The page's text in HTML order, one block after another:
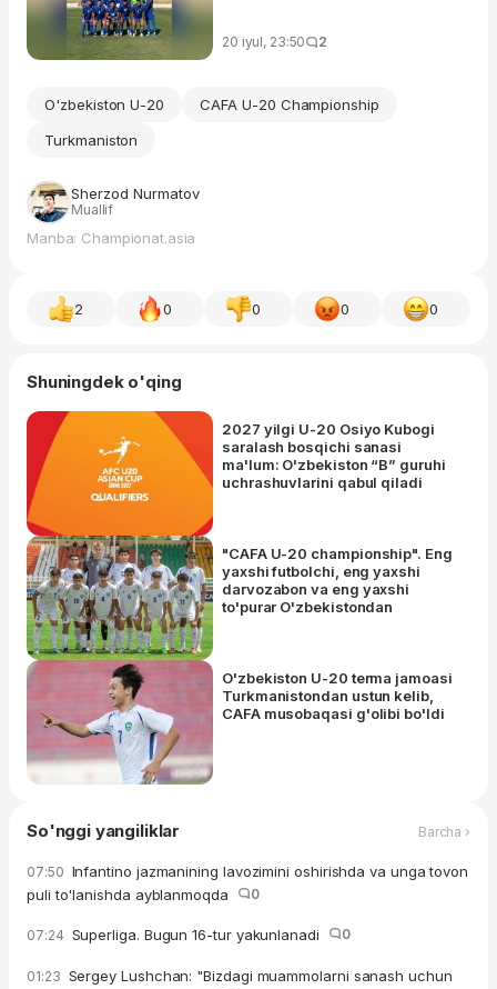
20 iyul, 23:50 2
O'zbekiston U-20
CAFA U-20 Championship
Turkmaniston
Sherzod Nurmatov
Muallif
Manba: Championat.asia
2 0 0 0 0
Shuningdek o'qing
2027 yilgi U-20 Osiyo Kubogi
saralash bosqichi sanasi
ma'lum: O'zbekiston “B” guruhi
uchrashuvlarini qabul qiladi
"CAFA U-20 championship". Eng
yaxshi futbolchi, eng yaxshi
darvozabon va eng yaxshi
to'purar O'zbekistondan
O'zbekiston U-20 terma jamoasi
Turkmanistondan ustun kelib,
CAFA musobaqasi g'olibi bo'ldi
So'nggi yangiliklar Barcha ›
07:50 Infantino jazmanining lavozimini oshirishda va unga tovon
puli to'lanishda ayblanmoqda
0
07:24 Superliga. Bugun 16-tur yakunlanadi 0
01:23 Sergey Lushchan: "Bizdagi muammolarni sanash uchun